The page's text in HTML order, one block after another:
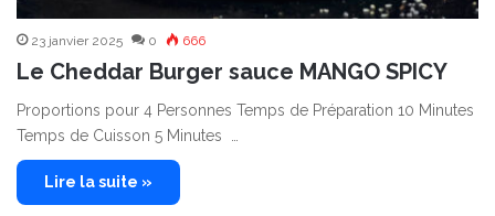
23 janvier 2025 0 666
Le Cheddar Burger sauce MANGO SPICY
Proportions pour 4 Personnes Temps de Préparation 10 Minutes
Temps de Cuisson 5 Minutes …
Lire la suite »